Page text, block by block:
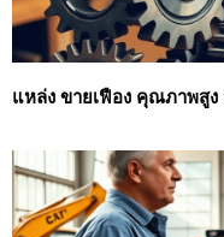
แหล่ง ขายเฟือง คุณภาพสูง